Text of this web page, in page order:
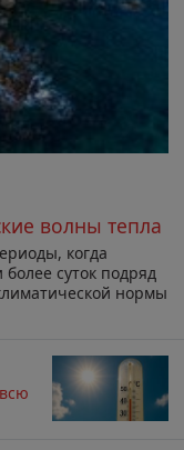
волны тепла
когда
суток подряд
нормы